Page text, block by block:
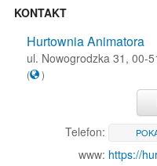
KONTAKT
Hurtownia Animatora
ul. Nowogrodzka 31, 00-
( )
Telefon:
www: https://